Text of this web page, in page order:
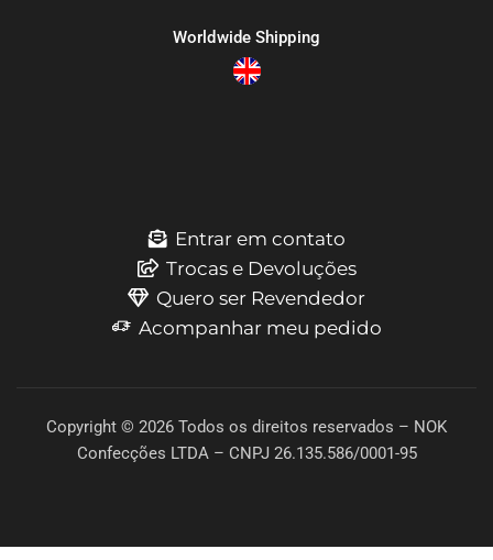
Worldwide Shipping
Entrar em contato
Trocas e Devoluções
Quero ser Revendedor
Acompanhar meu pedido
Copyright © 2026 Todos os direitos reservados – NOK
Confecções LTDA – CNPJ 26.135.586/0001-95